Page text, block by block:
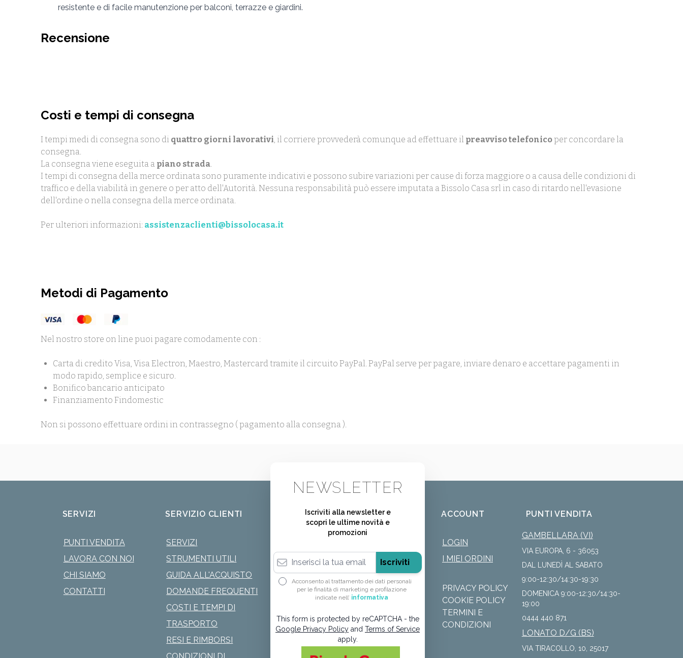
resistente e di facile manutenzione per balconi, terrazze e giardini.
Recensione
Costi e tempi di consegna
I tempi medi di consegna sono di quattro giorni lavorativi, il corriere provvederà comunque ad effettuare il preavviso telefonicoper concordare la
consegna.
La consegna viene eseguita a piano strada.
I tempi di consegna della merce ordinata sono puramente indicativi e possono subire variazioni per cause di forza maggiore o a causa delle condizioni di
traffico e della viabilità in genere o per atto dell'Autorità. Nessuna responsabilità può essere imputata a Bissolo Casa srl in caso di ritardo nell'evasione
dell'ordine o nella consegna della merce ordinata.
Per ulteriori informazioni: assistenzaclienti@bissolocasa.it
Metodi di Pagamento
Nel nostro store on line puoi pagare comodamente con :
Carta di credito Visa, Visa Electron, Maestro, Mastercard tramite il circuito PayPal. PayPal serve per pagare, inviare denaro e accettare pagamenti in
modo rapido, semplice e sicuro.
Bonifico bancario anticipato
Finanziamento Findomestic
Non si possono effettuare ordini in contrassegno ( pagamento alla consegna ).
SERVIZI
PUNTI VENDITA
LAVORA CON NOI
CHI SIAMO
CONTATTI
SERVIZIO CLIENTI
SERVIZI
STRUMENTI UTILI
GUIDA ALL'ACQUISTO
DOMANDE FREQUENTI
COSTI E TEMPI DI
TRASPORTO
RESI E RIMBORSI
NEWSLETTER
Iscriviti alla newsletter e
scopri le ultime novità e
promozioni
Indirizzo email
Iscriviti
Acconsento al trattamento dei dati personali
per le finalità di marketing e profilazione
indicate nell’ informativa
This form is protected by reCAPTCHA - the
Google Privacy Policy and Terms of Service
apply.
ACCOUNT
LOGIN
I MIEI ORDINI
PRIVACY POLICY
COOKIE POLICY
TERMINI E
CONDIZIONI
PUNTI VENDITA
GAMBELLARA (VI)
VIA EUROPA, 6 - 36053
DAL LUNEDÌ AL SABATO
9:00-12:30/14:30-19:30
DOMENICA 9:00-12:30/14:30-
19:00
0444 440 871
LONATO D/G (BS)
VIA TIRACOLLO, 10, 25017